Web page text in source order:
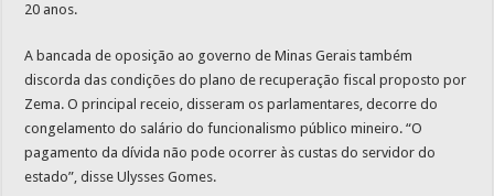
20 anos.
A bancada de oposição ao governo de Minas Gerais também
discorda das condições do plano de recuperação fiscal proposto por
Zema. O principal receio, disseram os parlamentares, decorre do
congelamento do salário do funcionalismo público mineiro. “O
pagamento da dívida não pode ocorrer às custas do servidor do
estado”, disse Ulysses Gomes.